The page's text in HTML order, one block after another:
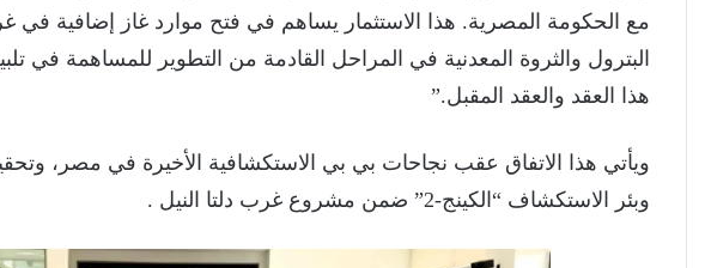
مع الحكومة المصرية. هذا الاستثمار يساهم في فتح موارد غاز إضافية في
البترول والثروة المعدنية في المراحل القادمة من التطوير للمساهمة في
هذا العقد والعقد المقبل.”
وبئر الاستكشاف “الكينج-2” ضمن مشروع غرب دلتا النيل .